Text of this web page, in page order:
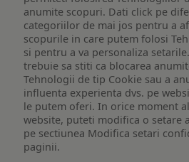
anumite scopuri. Dati click pe
categoriilor de mai jos pentru a
scopurile in care putem folosi
si pentru a va personaliza
trebuie sa stiti ca blocarea
Tehnologii de tip Cookie sau a
influenta experienta dvs. pe
le putem oferi. In orice moment
website, puteti modifica o setare
pe sectiunea Modifica setari
paginii.